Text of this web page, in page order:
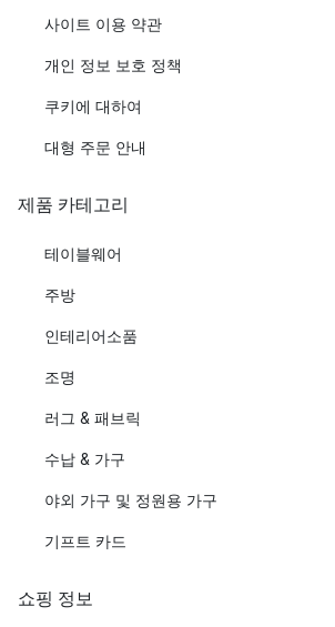
사이트 이용 약관
개인 정보 보호 정책
쿠키에 대하여
대형 주문 안내
제품 카테고리
테이블웨어
주방
인테리어소품
조명
러그 & 패브릭
수납 & 가구
야외 가구 및 정원용 가구
기프트 카드
쇼핑 정보